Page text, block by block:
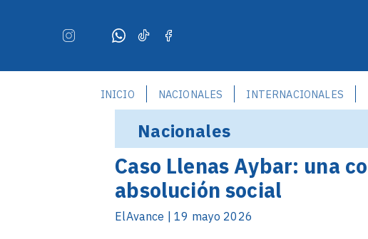
INICIO NACIONALES INTERNACIONALES
Nacionales
Caso Llenas Aybar: una
absolución social
ElAvance | 19 mayo 2026